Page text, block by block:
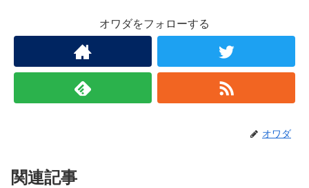
オワダをフォローする
オワダ
関連記事